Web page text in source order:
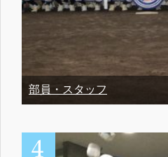
部員・スタッフ